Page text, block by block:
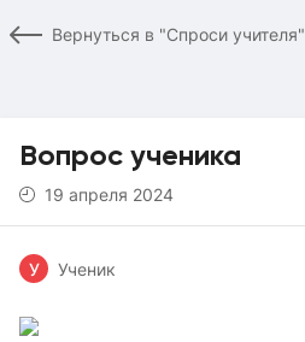
Вернуться в "Спроси учителя"
Вопрос ученика
19 апреля 2024
У Ученик